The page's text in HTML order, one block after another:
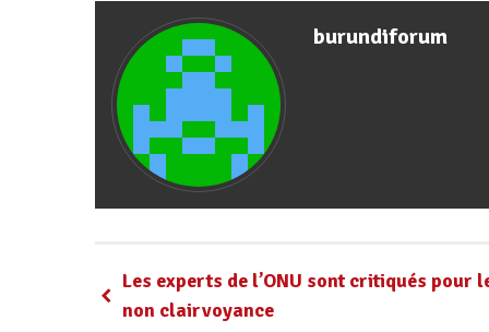
burundiforum
Les experts de l’ONU sont critiqués pour
non clairvoyance